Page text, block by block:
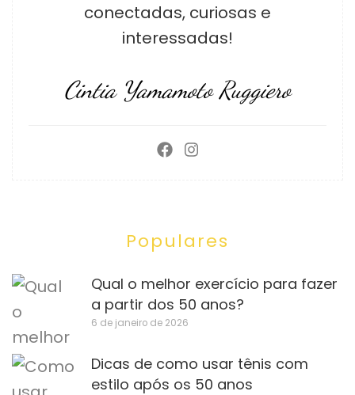
conectadas, curiosas e
interessadas!
Cintia Yamamoto Ruggiero
Populares
Qual o melhor exercício para fazer
a partir dos 50 anos?
6 de janeiro de 2026
Dicas de como usar tênis com
estilo após os 50 anos